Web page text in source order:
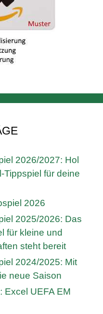
2026/2027: Hol
Tippspiel für deine
2026
2025/2026: Das
für kleine und
steht bereit
2024/2025: Mit
neue Saison
Excel UEFA EM